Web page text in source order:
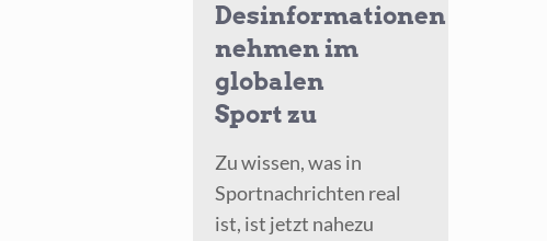
Desinformationen
nehmen im
globalen
Sport zu
Zu wissen, was in
Sportnachrichten real
ist, ist jetzt nahezu